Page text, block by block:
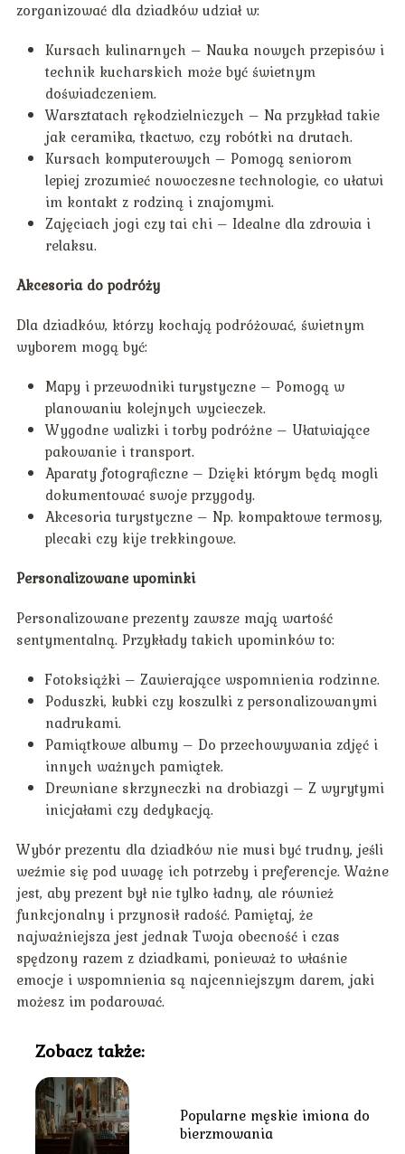
zorganizować dla dziadków udział w:
Kursach kulinarnych – Nauka nowych przepisów i
technik kucharskich może być świetnym
doświadczeniem.
Warsztatach rękodzielniczych – Na przykład takie
jak ceramika, tkactwo, czy robótki na drutach.
Kursach komputerowych – Pomogą seniorom
lepiej zrozumieć nowoczesne technologie, co ułatwi
im kontakt z rodziną i znajomymi.
Zajęciach jogi czy tai chi – Idealne dla zdrowia i
relaksu.
Akcesoria do podróży
Dla dziadków, którzy kochają podróżować, świetnym
wyborem mogą być:
Mapy i przewodniki turystyczne – Pomogą w
planowaniu kolejnych wycieczek.
Wygodne walizki i torby podróżne – Ułatwiające
pakowanie i transport.
Aparaty fotograficzne – Dzięki którym będą mogli
dokumentować swoje przygody.
Akcesoria turystyczne – Np. kompaktowe termosy,
plecaki czy kije trekkingowe.
Personalizowane upominki
Personalizowane prezenty zawsze mają wartość
sentymentalną. Przykłady takich upominków to:
Fotoksiążki – Zawierające wspomnienia rodzinne.
Poduszki, kubki czy koszulki z personalizowanymi
nadrukami.
Pamiątkowe albumy – Do przechowywania zdjęć i
innych ważnych pamiątek.
Drewniane skrzyneczki na drobiazgi – Z wyrytymi
inicjałami czy dedykacją.
Wybór prezentu dla dziadków nie musi być trudny, jeśli
weźmie się pod uwagę ich potrzeby i preferencje. Ważne
jest, aby prezent był nie tylko ładny, ale również
funkcjonalny i przynosił radość. Pamiętaj, że
najważniejsza jest jednak Twoja obecność i czas
spędzony razem z dziadkami, ponieważ to właśnie
emocje i wspomnienia są najcenniejszym darem, jaki
możesz im podarować.
Zobacz także:
Popularne męskie imiona do
bierzmowania